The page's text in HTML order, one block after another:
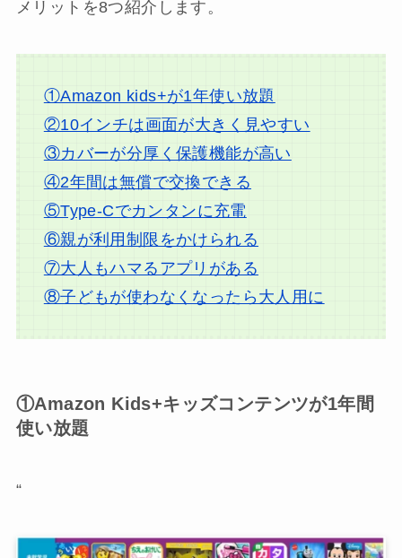
メリットを8つ紹介します。
①Amazon kids+が1年使い放題
②10インチは画面が大きく見やすい
③カバーが分厚く保護機能が高い
④2年間は無償で交換できる
⑤Type-Cでカンタンに充電
⑥親が利用制限をかけられる
⑦大人もハマるアプリがある
⑧子どもが使わなくなったら大人用に
①Amazon Kids+キッズコンテンツが1年間
使い放題
“